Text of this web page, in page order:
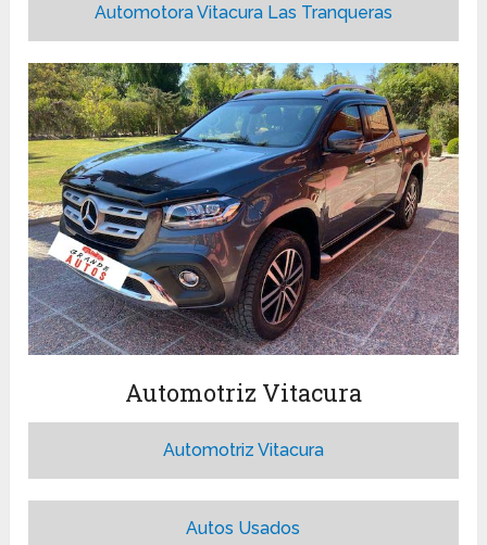
Automotora Vitacura Las Tranqueras
Automotriz Vitacura
Automotriz Vitacura
Autos Usados